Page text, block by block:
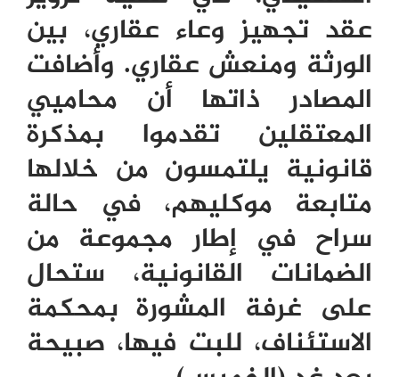
عقد تجهيز وعاء عقاري، بين
الورثة ومنعش عقاري. وأضافت
المصادر ذاتها أن محاميي
المعتقلين تقدموا بمذكرة
قانونية يلتمسون من خلالها
متابعة موكليهم، في حالة
سراح في إطار مجموعة من
الضمانات القانونية، ستحال
على غرفة المشورة بمحكمة
الاستئناف، للبت فيها، صبيحة